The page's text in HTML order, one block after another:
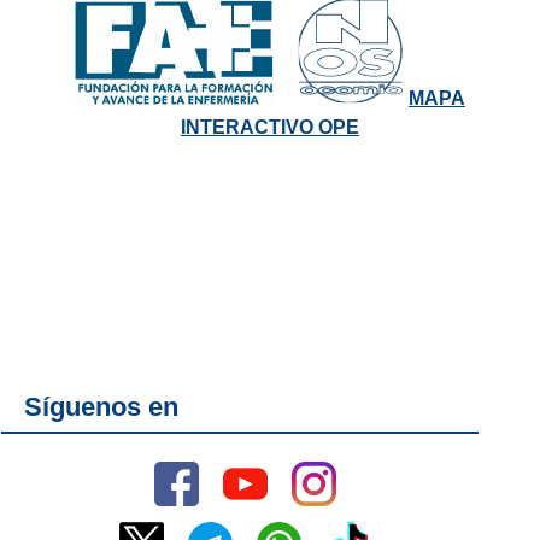
MAPA
INTERACTIVO OPE
Síguenos en